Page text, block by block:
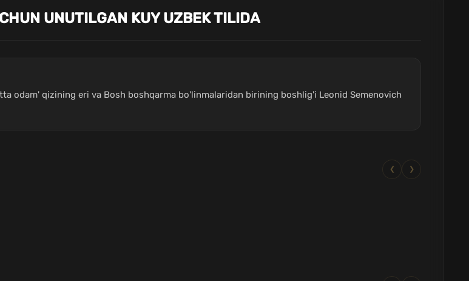
UNUTILGAN KUY UZBEK TILIDA
odam' qizining eri va Bosh boshqarma bo'linmalaridan birining boshlig'i Leonid Semenovich
❮ ❯